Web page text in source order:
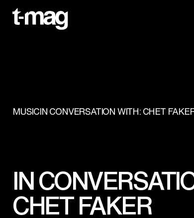
MUSICIN CONVERSATION WITH: CHET
IN
CHET FAKER